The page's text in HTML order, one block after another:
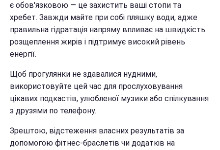
є обов'язковою — це захистить ваші стопи та
хребет. Завжди майте при собі пляшку води, адже
правильна гідратація напряму впливає на швидкість
розщеплення жирів і підтримує високий рівень
енергії.
Щоб прогулянки не здавалися нудними,
використовуйте цей час для прослуховування
цікавих подкастів, улюбленої музики або спілкування
з друзями по телефону.
Зрештою, відстеження власних результатів за
допомогою фітнес-браслетів чи додатків на